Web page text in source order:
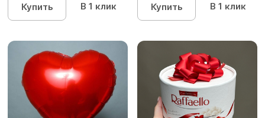
Купить В 1 клик Купить В 1 клик